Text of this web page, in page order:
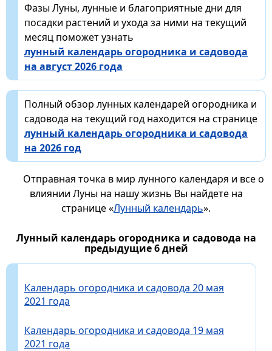
Фазы Луны, лунные и благоприятные дни для
посадки растений и ухода за ними на текущий
месяц поможет узнать
лунный календарь огородника и садовода
на август 2026 года
Полный обзор лунных календарей огородника и
садовода на текущий год находится на странице
лунный календарь огородника и садовода
на 2026 год
Отправная точка в мир лунного календаря и все о
влиянии Луны на нашу жизнь Вы найдете на
странице «Лунный календарь».
Лунный календарь огородника и садовода на
предыдущие 6 дней
Календарь огородника и садовода 20 мая
2021 года
Календарь огородника и садовода 19 мая
2021 года